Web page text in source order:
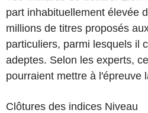
part inhabituellement élevée
millions de titres proposés
particuliers, parmi lesquels il
adeptes. Selon les experts,
pourraient mettre à l'épreuve
Clôtures des indices Niveau